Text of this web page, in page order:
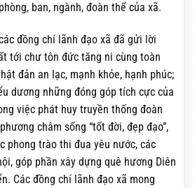
ban, ngành, đoàn thể của xã.
đồng chí lãnh đạo xã đã gửi lời
tới chư tôn đức tăng ni cùng toàn
đản an lạc, mạnh khỏe, hạnh phúc;
dương những đóng góp tích cực của
việc phát huy truyền thống đoàn
châm sống “tốt đời, đẹp đạo”,
phong trào thi đua yêu nước, các
góp phần xây dựng quê hương Diên
Các đồng chí lãnh đạo xã mong